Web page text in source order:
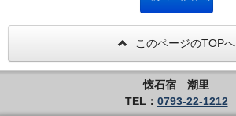
このページのTOPへ
懐石宿 潮里
TEL： 0793-22-1212